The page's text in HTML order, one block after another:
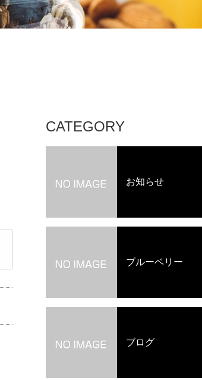
CATEGORY
お知らせ
ブルーベリー
ブログ